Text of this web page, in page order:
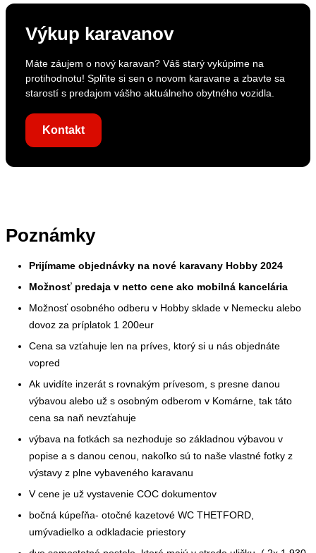
Výkup karavanov
Máte záujem o nový karavan? Váš starý vykúpime na
protihodnotu! Splňte si sen o novom karavane a zbavte sa
starostí s predajom vášho aktuálneho obytného vozidla.
Kontakt
Poznámky
Prijímame objednávky na nové karavany Hobby 2024
Možnosť predaja v netto cene ako mobilná kancelária
Možnosť osobného odberu v Hobby sklade v Nemecku alebo
dovoz za príplatok 1 200eur
Cena sa vzťahuje len na príves, ktorý si u nás objednáte
vopred
Ak uvidíte inzerát s rovnakým prívesom, s presne danou
výbavou alebo už s osobným odberom v Komárne, tak táto
cena sa naň nevzťahuje
výbava na fotkách sa nezhoduje so základnou výbavou v
popise a s danou cenou, nakoľko sú to naše vlastné fotky z
výstavy z plne vybaveného karavanu
V cene je už vystavenie COC dokumentov
bočná kúpeľňa- otočné kazetové WC THETFORD,
umývadielko a odkladacie priestory